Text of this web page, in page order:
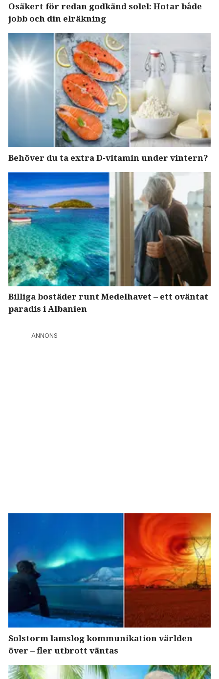
Osäkert för redan godkänd solel: Hotar både
jobb och din elräkning
Behöver du ta extra D-vitamin under vintern?
Billiga bostäder runt Medelhavet – ett oväntat
paradis i Albanien
ANNONS
Solstorm lamslog kommunikation världen
över – fler utbrott väntas